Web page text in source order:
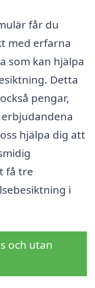
får du
med erfarna
som kan hjälpa
Detta
pengar,
hjälpa dig att
få tre
i
och utan